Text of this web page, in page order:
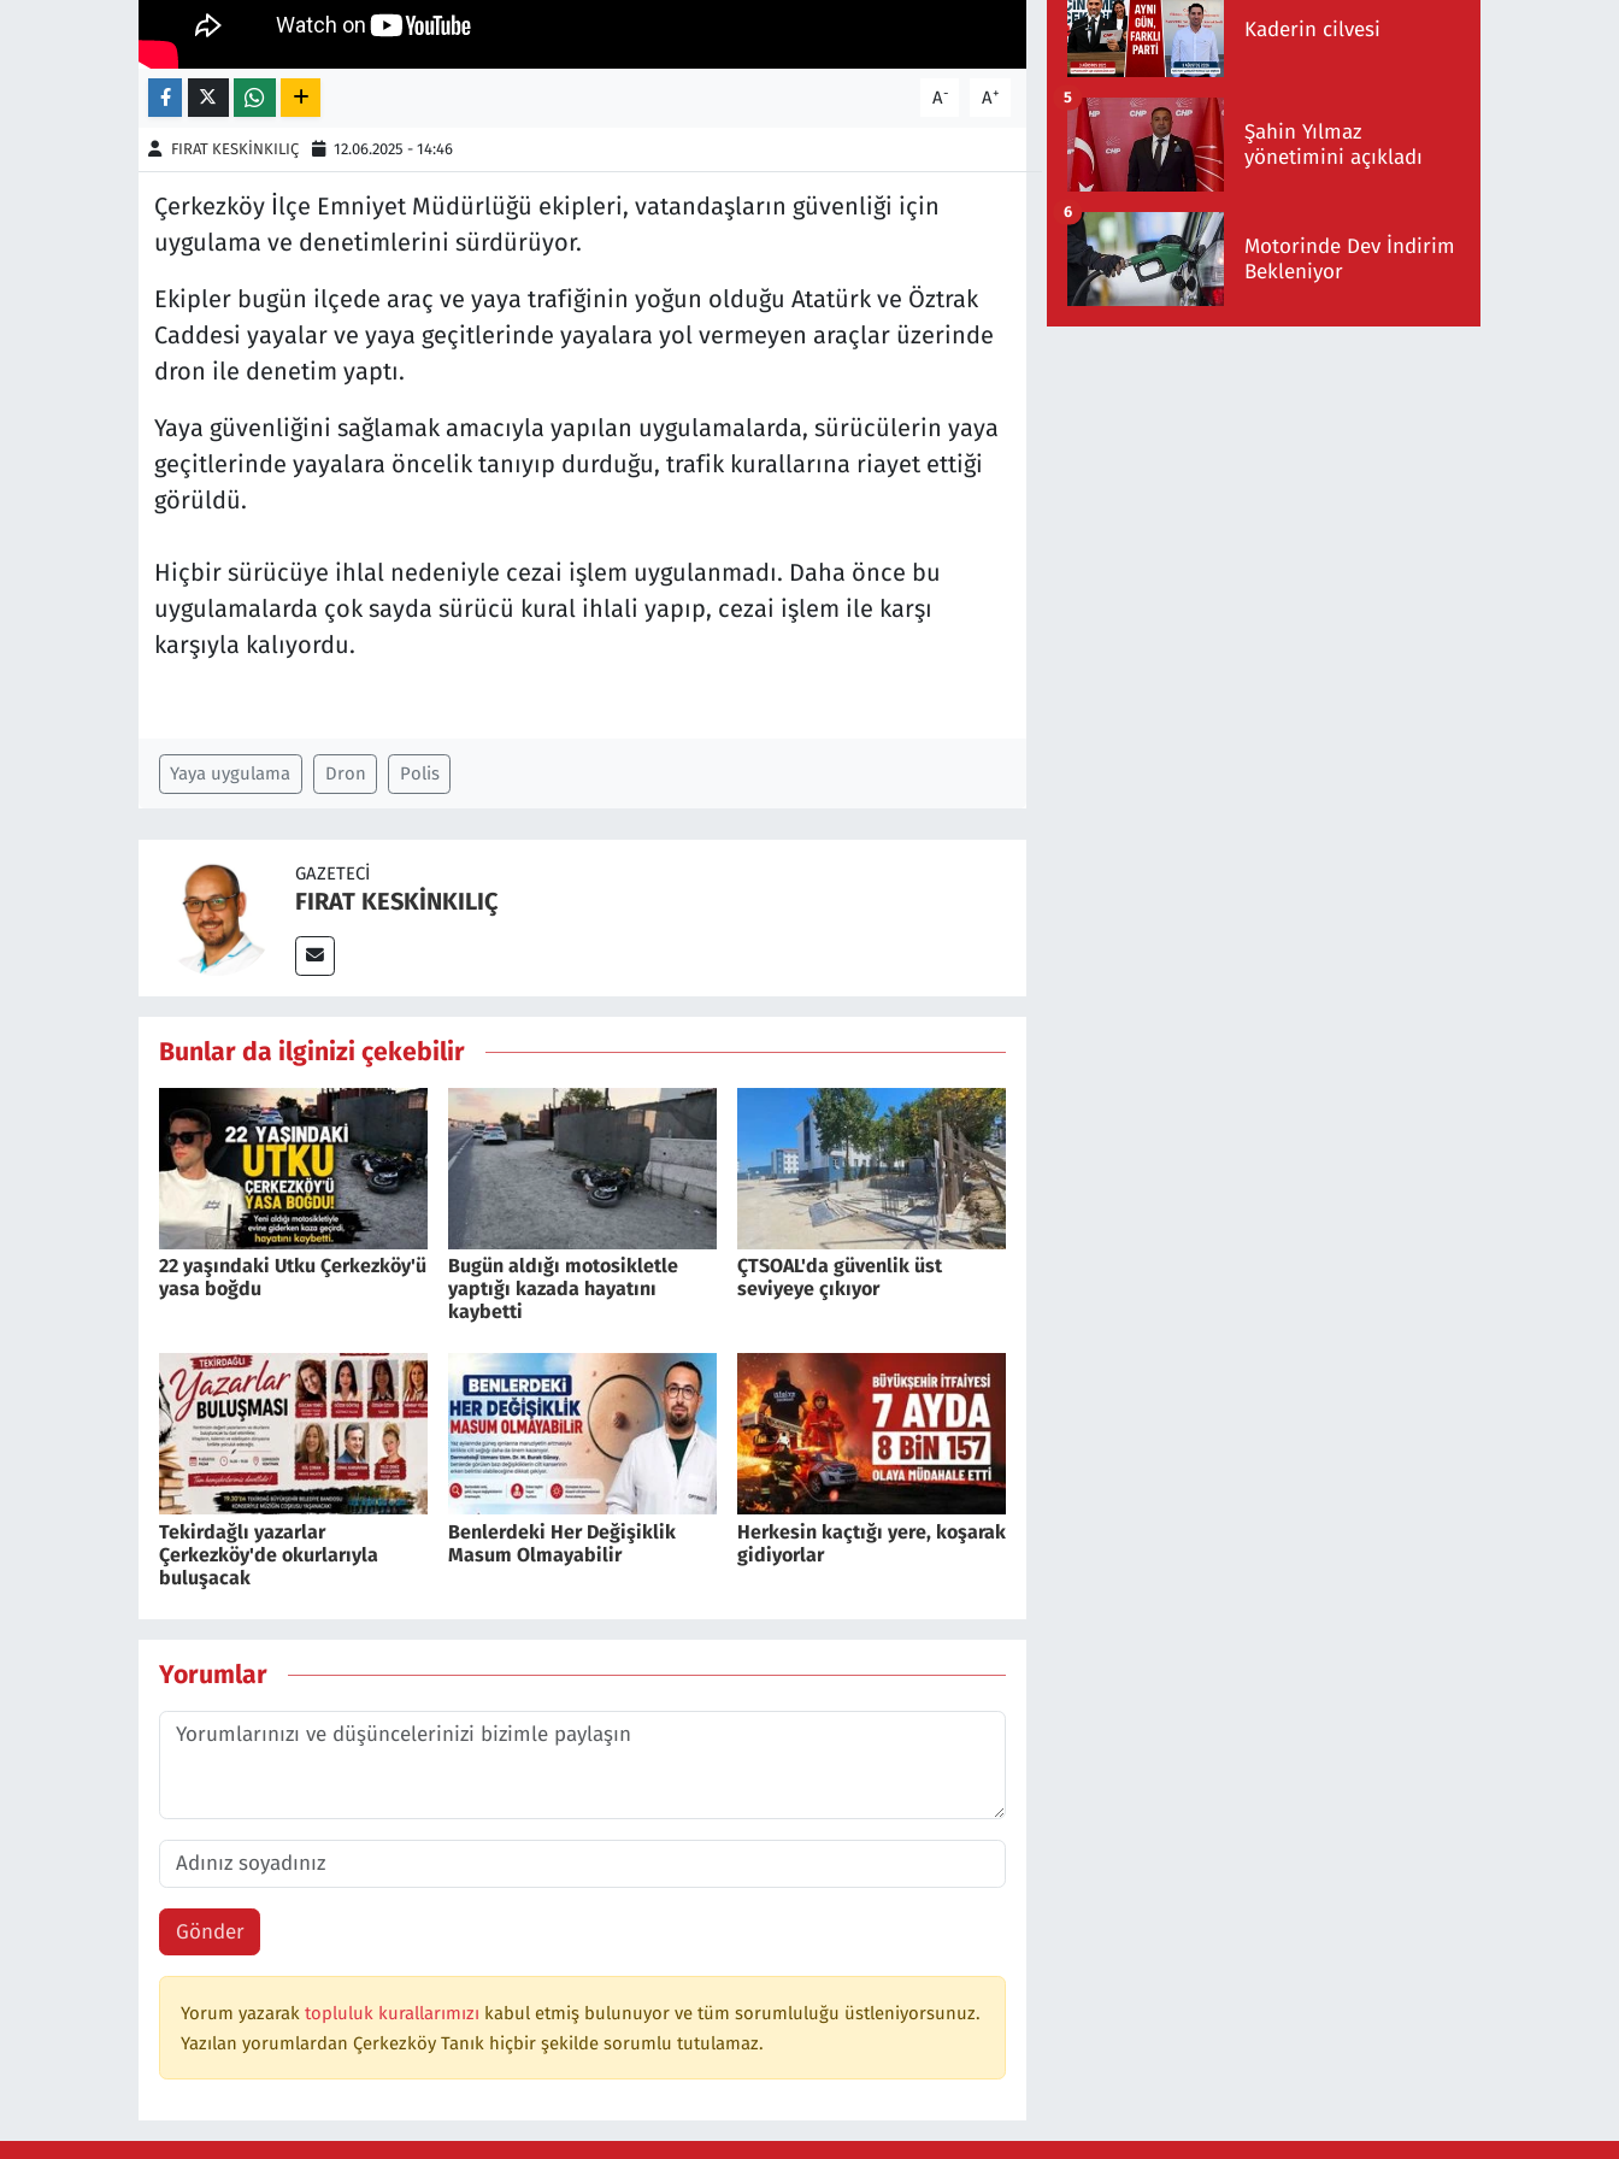
A- A+
FIRAT KESKİNKILIÇ 12.06.2025 - 14:46
Çerkezköy İlçe Emniyet Müdürlüğü ekipleri, vatandaşların güvenliği için
uygulama ve denetimlerini sürdürüyor.
Ekipler bugün ilçede araç ve yaya trafiğinin yoğun olduğu Atatürk ve Öztrak
Caddesi yayalar ve yaya geçitlerinde yayalara yol vermeyen araçlar üzerinde
dron ile denetim yaptı.
Yaya güvenliğini sağlamak amacıyla yapılan uygulamalarda, sürücülerin yaya
geçitlerinde yayalara öncelik tanıyıp durduğu, trafik kurallarına riayet ettiği
görüldü.
Hiçbir sürücüye ihlal nedeniyle cezai işlem uygulanmadı. Daha önce bu
uygulamalarda çok sayda sürücü kural ihlali yapıp, cezai işlem ile karşı
karşıyla kalıyordu.
Yaya uygulama Dron Polis
GAZETECI
FIRAT KESKİNKILIÇ
Bunlar da ilginizi çekebilir
22 yaşındaki Utku Çerkezköy'ü
yasa boğdu
Bugün aldığı motosikletle
yaptığı kazada hayatını
kaybetti
ÇTSOAL'da güvenlik üst
seviyeye çıkıyor
Tekirdağlı yazarlar
Çerkezköy'de okurlarıyla
buluşacak
Benlerdeki Her Değişiklik
Masum Olmayabilir
Herkesin kaçtığı yere, koşarak
gidiyorlar
Yorumlar
Gönder
Yorum yazarak topluluk kurallarımızı kabul etmiş bulunuyor ve tüm sorumluluğu üstleniyorsunuz.
Yazılan yorumlardan Çerkezköy Tanık hiçbir şekilde sorumlu tutulamaz.
Kaderin cilvesi
Şahin Yılmaz
yönetimini açıkladı
5
Motorinde Dev İndirim
Bekleniyor
6
Süleymanpaşa